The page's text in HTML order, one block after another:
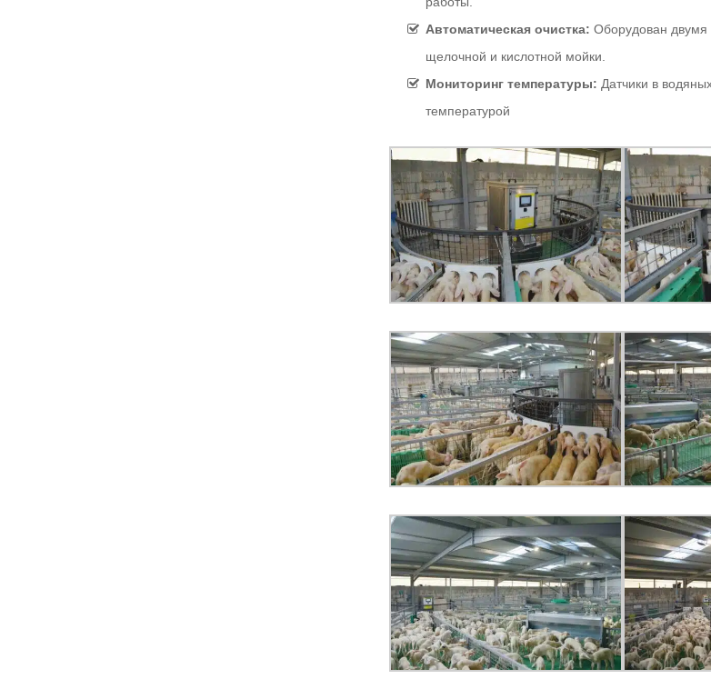
Автоматическая очистка: Оборудован двумя
щелочной и кислотной мойки.
Мониторинг температуры: Датчики в
температурой